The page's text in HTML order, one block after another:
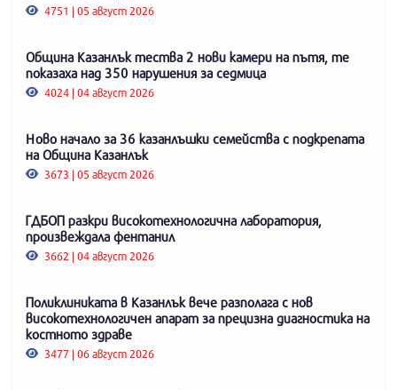
4751 | 05 август 2026
Община Казанлък тества 2 нови камери на пътя, те
показаха над 350 нарушения за седмица
4024 | 04 август 2026
Ново начало за 36 казанлъшки семейства с подкрепата
на Община Казанлък
3673 | 05 август 2026
ГДБОП разкри високотехнологична лаборатория,
произвеждала фентанил
3662 | 04 август 2026
Поликлиниката в Казанлък вече разполага с нов
високотехнологичен апарат за прецизна диагностика на
костното здраве
3477 | 06 август 2026